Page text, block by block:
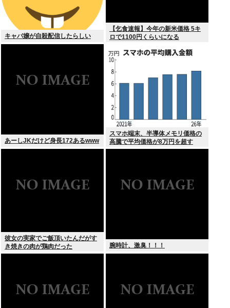
キャバ嬢が自殺配信したらしい
【乞食速報】今年の新米価格 5キ
ロで1100円くらいになる
あーしJKだけど身長172あるwww
スマホ端末、半導体メモリ価格の
高騰で平均価格が8万円を超す
彼女の実家でご飯頂いたんだがす
き焼きの肉が鶏肉だった
腕時計、激臭！！！